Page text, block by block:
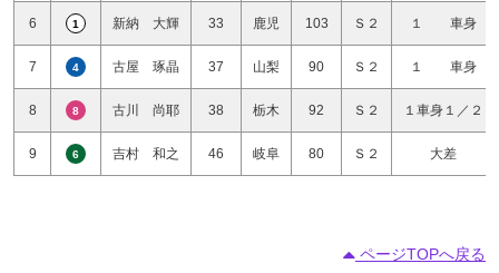
6 1 新納 大輝 33 鹿児 103 Ｓ２ １ 車身
7 4 古屋 琢晶 37 山梨 90 Ｓ２ １ 車身
8 8 古川 尚耶 38 栃木 92 Ｓ２ １車身１／２
9 6 吉村 和之 46 岐阜 80 Ｓ２ 大差
ページTOPへ戻る